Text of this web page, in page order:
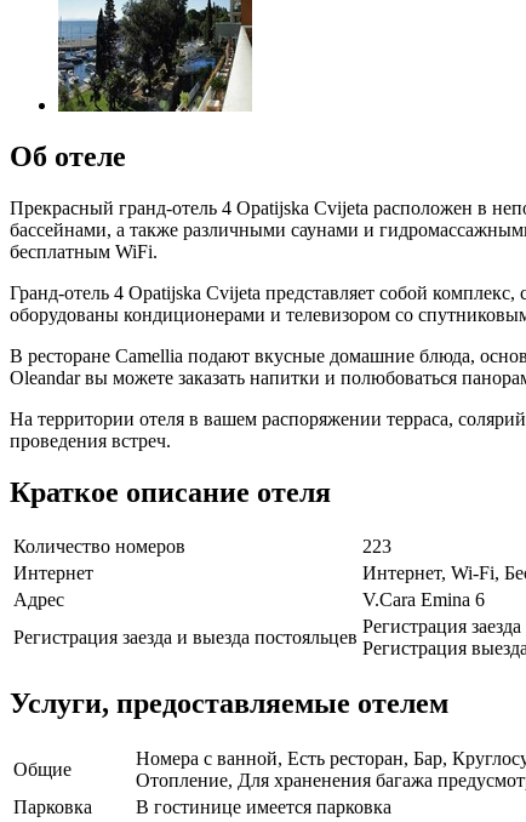
Об отеле
Прекрасный гранд-отель 4 Opatijska Cvijeta расположен в
бассейнами, а также различными саунами и
бесплатным WiFi.
Гранд-отель 4 Opatijska Cvijeta представляет собой
оборудованы кондиционерами и телевизором со
В ресторане Camellia подают вкусные домашние блюда,
Oleandar вы можете заказать напитки и полюбоваться
На территории отеля в вашем распоряжении терраса,
проведения встреч.
Краткое описание отеля
Количество номеров
223
Интернет
Интернет, Wi-Fi,
Адрес
V.Cara Emina 6
Регистрация заезда и выезда постояльцев
Регистрация
Регистрация
Услуги, предоставляемые отелем
Общие
Номера с ванной, Есть ресторан, Бар,
Отопление, Для храненения багажа
Парковка
В гостинице имеется парковка